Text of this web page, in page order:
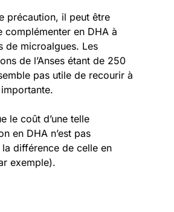
précaution, il peut être
complémenter en DHA à
de microalgues. Les
de l’Anses étant de 250
pas utile de recourir à
le coût d’une telle
en DHA n’est pas
différence de celle en
exemple).